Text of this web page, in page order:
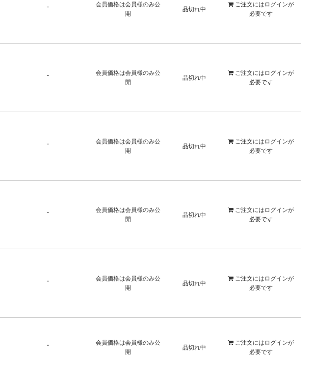
-
会員価格は会員様のみ公
開
品切れ中
ご注文には ログインが
必要です
-
会員価格は会員様のみ公
開
品切れ中
ご注文には ログインが
必要です
-
会員価格は会員様のみ公
開
品切れ中
ご注文には ログインが
必要です
-
会員価格は会員様のみ公
開
品切れ中
ご注文には ログインが
必要です
-
会員価格は会員様のみ公
開
品切れ中
ご注文には ログインが
必要です
-
会員価格は会員様のみ公
開
品切れ中
ご注文には ログインが
必要です